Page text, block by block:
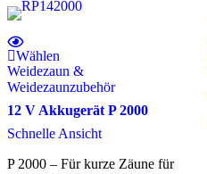
Wählen
Weidezaun &
Weidezaunzubehör
12 V Akkugerät P 2000
Schnelle Ansicht
P 2000 – Für kurze Zäune für